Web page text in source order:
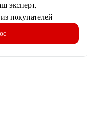
эксперт,
покупателей